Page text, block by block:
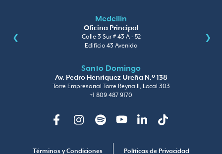
Medellín
Oficina Principal
Calle 3 Sur # 43 A - 52
Edificio 43 Avenida
Santo Domingo
Av. Pedro Henríquez Ureña N.º 138
Torre Empresarial Torre Reyna II, Local 303
+1 809 487 9170
Términos y Condiciones Políticas de Privacidad
FacebookInstagramSpotify YoutubeLinkedinTikTok